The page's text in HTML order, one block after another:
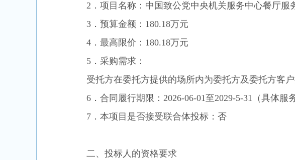
2．项目名称： 中国致公党中央机关服务中心餐厅服
3．预算金额： 180.18万元
4．最高限价： 180.18万元
5． 采购需求：
受托方在委托方提供的场所内为委托方及委托方客户
6．合同履行期限：2026-06-01至2029-5-31 （具体服
7．本项目是否接受联合体投标：否
二、投标人的资格要求